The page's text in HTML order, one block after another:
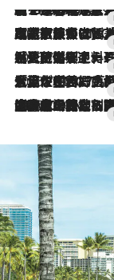
2026.8.7
【トンボの足水浴】ヒノキの香りに包まれて涼感マックス！約13℃の湧水かけ流しを避暑地「星野温泉 トンボの湯」で体験
2026.7.31
【ホテル帰省】という選択肢をOMOが提案。家族とほどよい距離を保つには「昼は実家、夜は気兼ねなくホテル
2026.7.24
【夏限定ディナーコース】旬を迎える稚鮎や花ズッキーニなどをイタリア・トスカーナの郷土料理の手法で満喫！
2026.7.17
「土佐和ハーブかき氷」がOMO7高知に登場！生姜、山椒、大葉など目にも舌にも
2026.7.10
NEW OPEN！【界 草津】名湯の地に誕生。趣の異なる2種の温泉と上州ならではの会席・蕎麦割烹など美食を味わう究極の癒やし旅